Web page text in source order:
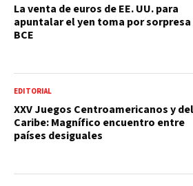
La venta de euros de EE. UU. para
apuntalar el yen toma por
BCE
EDITORIAL
XXV Juegos Centroamericanos y del
Caribe: Magnífico encuentro entre
países desiguales